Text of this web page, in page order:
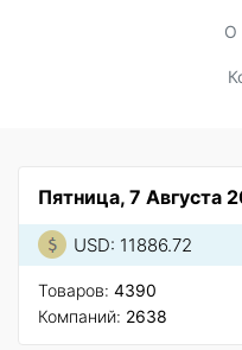
О
Пятница, 7 Августа
USD: 11886.72
Товаров: 4390
Компаний: 2638